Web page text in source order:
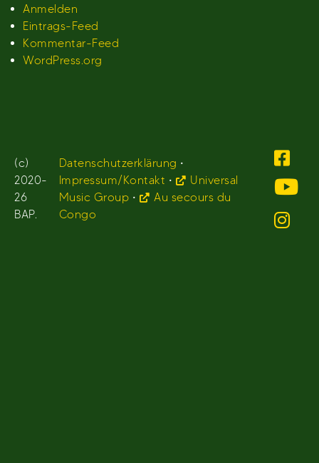
Anmelden
Eintrags-Feed
Kommentar-Feed
WordPress.org
(c)
2020-
26
BAP.
Datenschutzerklärung •
Impressum/Kontakt •
Universal
Music Group •
Au secours du
Congo